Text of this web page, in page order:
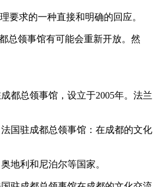
要求的一种直接和明确的回应。
总领事馆有可能会重新开放。然
都总领事馆，设立于2005年。法兰
国驻成都总领事馆：在成都的文化
地利和尼泊尔等国家。